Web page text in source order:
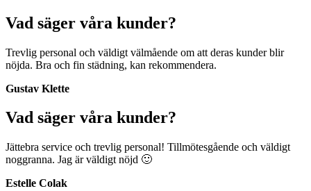
Vad säger våra kunder?
Trevlig personal och väldigt välmående om att deras kunder blir
nöjda. Bra och fin städning, kan rekommendera.
Gustav Klette
Vad säger våra kunder?
Jättebra service och trevlig personal! Tillmötesgående och väldigt
noggranna. Jag är väldigt nöjd 🙂
Estelle Colak